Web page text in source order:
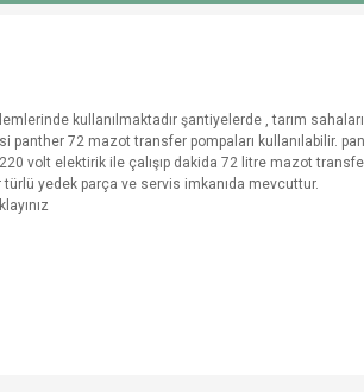
kullanılmaktadır şantiyelerde , tarım
panther 72 mazot transfer pompaları kullanılabilir.
volt elektirik ile çalışıp dakida 72 litre mazot
yedek parça ve servis imkanıda mevcuttur.